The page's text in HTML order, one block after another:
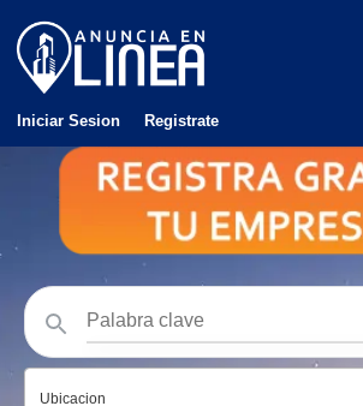
Iniciar Sesion Registrate
Ubicacion